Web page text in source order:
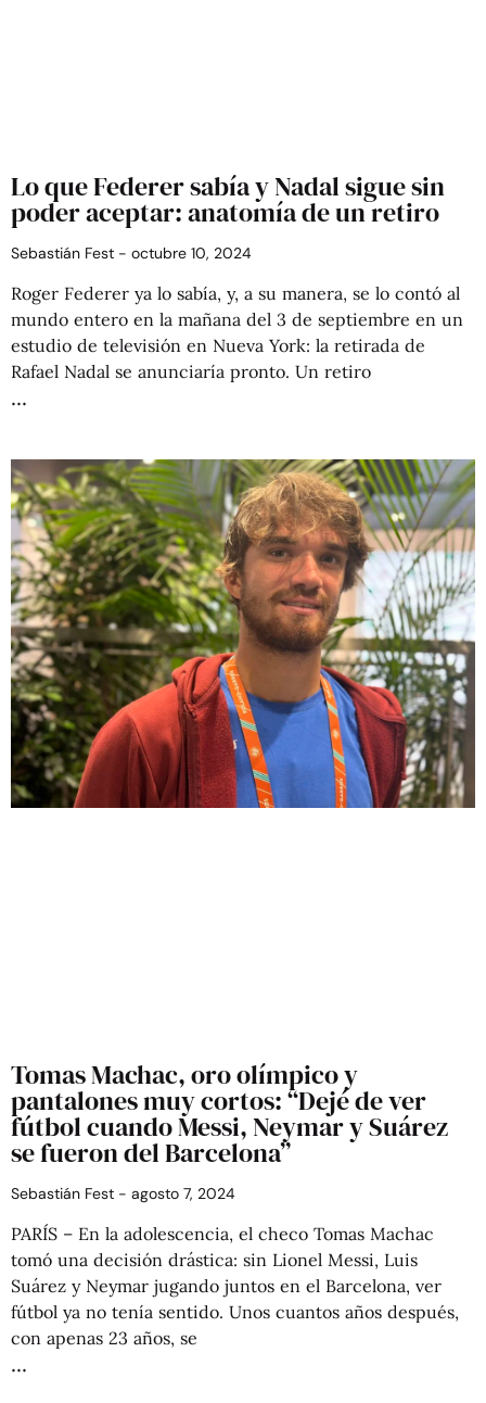
Lo que Federer sabía y Nadal sigue sin
poder aceptar: anatomía de un retiro
Sebastián Fest octubre 10, 2024
Roger Federer ya lo sabía, y, a su manera, se lo contó al
mundo entero en la mañana del 3 de septiembre en un
estudio de televisión en Nueva York: la retirada de
Rafael Nadal se anunciaría pronto. Un retiro
Tomas Machac, oro olímpico y
pantalones muy cortos: “Dejé de ver
fútbol cuando Messi, Neymar y Suárez
se fueron del Barcelona”
Sebastián Fest agosto 7, 2024
PARÍS – En la adolescencia, el checo Tomas Machac
tomó una decisión drástica: sin Lionel Messi, Luis
Suárez y Neymar jugando juntos en el Barcelona, ver
fútbol ya no tenía sentido. Unos cuantos años después,
con apenas 23 años, se